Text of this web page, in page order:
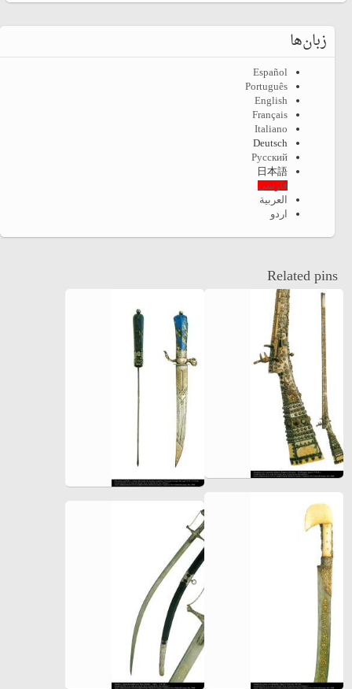
زبان‌ها
Español
Português
English
Français
Italiano
Deutsch
Русский
日本語
فارسی
العربية
اردو
Related pins